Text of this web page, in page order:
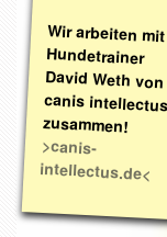
Wir arbeiten mit
Hundetrainer
David Weth von
canis intellectus
zusammen!
>canis-
intellectus.de<